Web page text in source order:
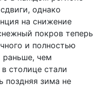
однако
на снижение
покров теперь
и полностью
раньше, чем
столице стали
поздняя зима не